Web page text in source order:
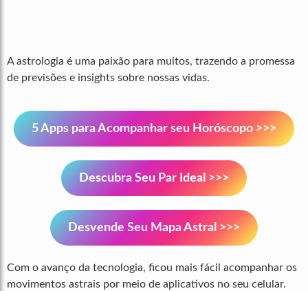
A astrologia é uma paixão para muitos, trazendo a promessa
de previsões e insights sobre nossas vidas.
5 Apps para Acompanhar seu Horóscopo >>>
Descubra Seu Par Ideal >>>
Desvende Seu Mapa Astral >>>
Com o avanço da tecnologia, ficou mais fácil acompanhar os
movimentos astrais por meio de aplicativos no seu celular.